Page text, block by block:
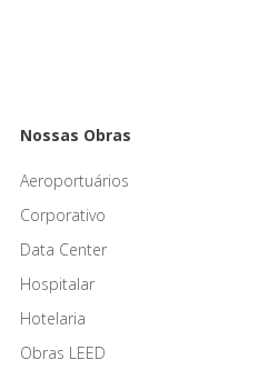
Nossas Obras
Aeroportuários
Corporativo
Data Center
Hospitalar
Hotelaria
Obras LEED